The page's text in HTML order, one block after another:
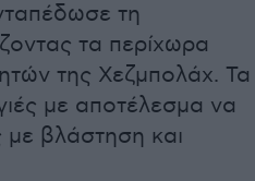
τη
τα περίχωρα
της Χεζμπολάχ. Τα
με αποτέλεσμα να
βλάστηση και